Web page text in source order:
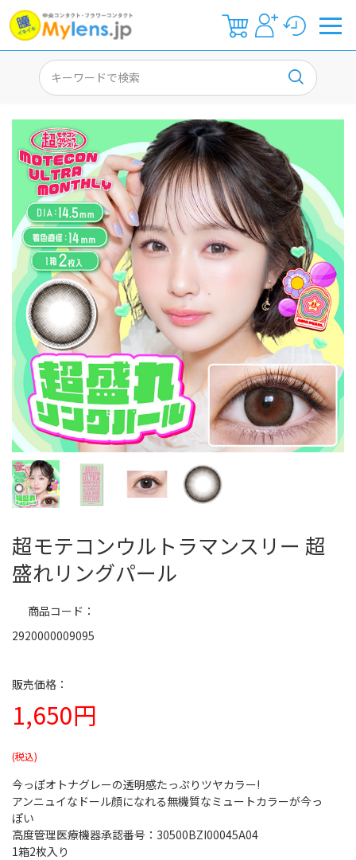
超モテコンウルトラマンスリー 超
盛れリングパール
1,650円
商品コード
2920000009095
今っぽオトナグレーの透明感たっぷりツヤカラー!
アンニュイなドール顔になれる無機質なミュートカラーが今っ
ぽい
高度管理医療機器承認番号：30500BZI00045A04
1箱2枚入り